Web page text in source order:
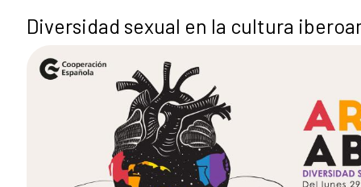
Diversidad sexual en la cultura